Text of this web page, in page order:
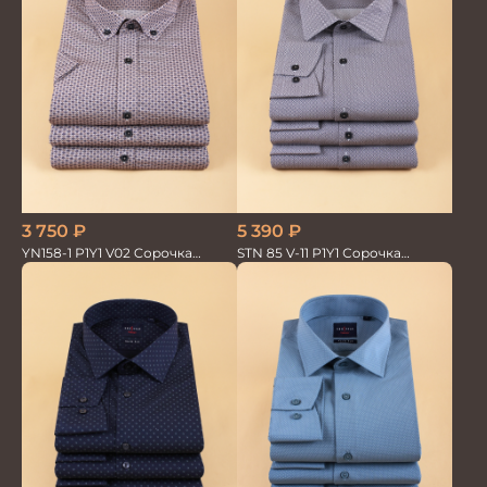
3 750 ₽
YN158-1 P1Y1 V02 Сорочка
мужская кор.рукав
5 390 ₽
STN 85 V-11 P1Y1 Сорочка
мужская